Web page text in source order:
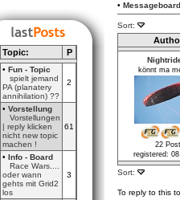
Topic: P
• Fun - Topic
spielt jemand
PA (planatery
annihilation) ??
2
• Vorstellung
Vorstellungen
| reply klicken
nicht new topic
machen !
61
• Info - Board
Race Wars....
oder wann
gehts mit Grid2
los
3
• Messageboard
Sort:
könnt ma
22
registered:
Sort:
To reply to this